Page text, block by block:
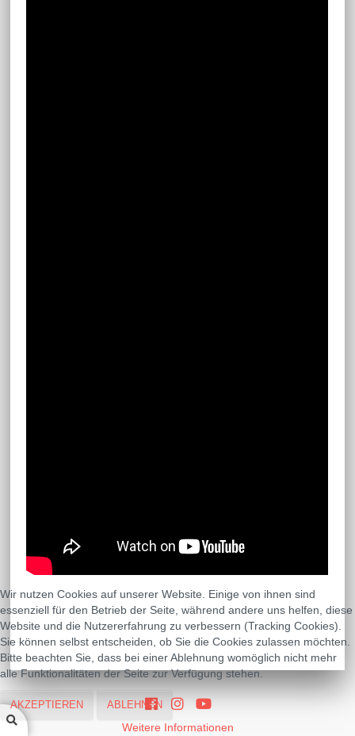
Wir nutzen Cookies auf unserer Website. Einige von ihnen sind
essenziell für den Betrieb der Seite, während andere uns helfen, diese
Website und die Nutzererfahrung zu verbessern (Tracking Cookies).
Sie können selbst entscheiden, ob Sie die Cookies zulassen möchten.
Bitte beachten Sie, dass bei einer Ablehnung womöglich nicht mehr
alle Funktionalitäten der Seite zur Verfügung stehen.
AKZEPTIEREN
ABLEHNEN
Weitere Informationen